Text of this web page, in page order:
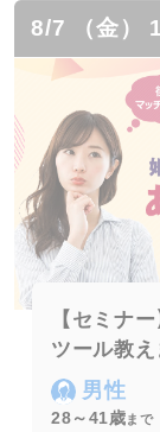
8/7 （金）
【セミナ
ツール教
男性
28～41歳まで